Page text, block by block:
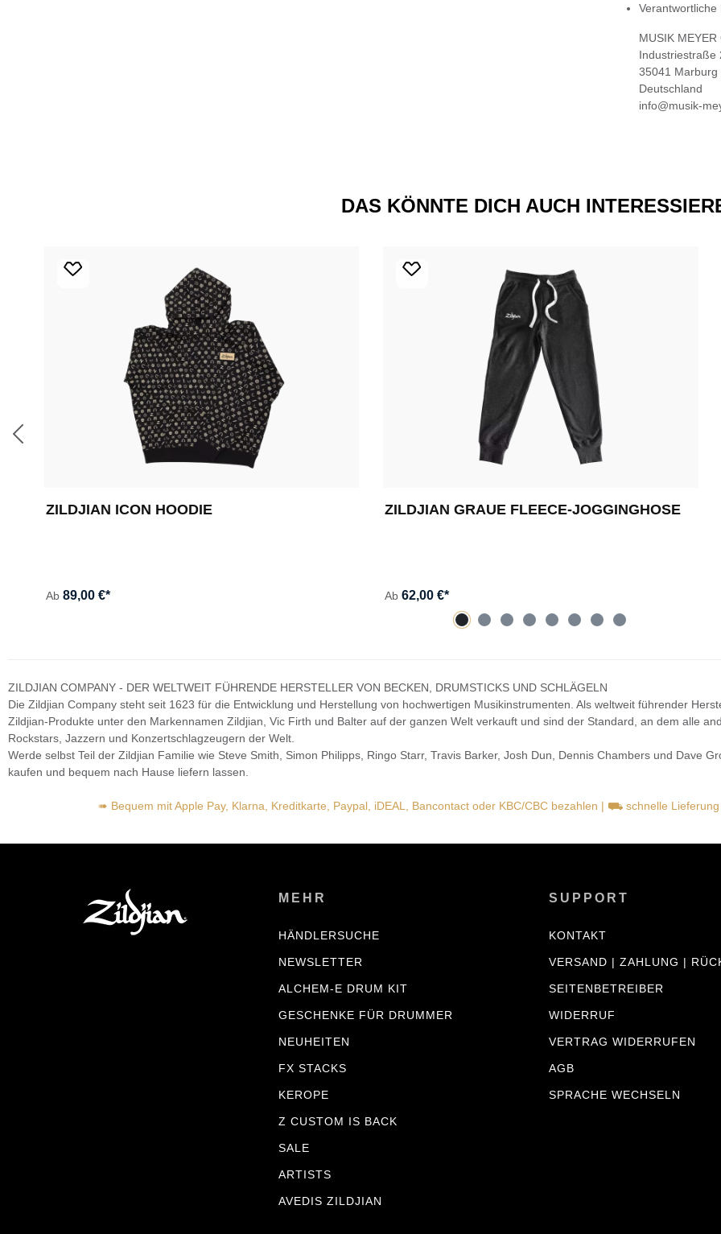
Verantwortliche
MUSIK MEYER
Industriestraße
35041 Marburg
Deutschland
info@musik-
DAS KÖNNTE DICH AUCH
ZILDJIAN ICON HOODIE
Ab 89,00 €*
ZILDJIAN GRAUE FLEECE-JOGGINGHOSE
Ab62,00 €*
ZILDJIAN COMPANY - DER WELTWEIT FÜHRENDE HERSTELLER VON BECKEN, DRUMSTICKS UND SCHLÄGELN
Die Zildjian Company steht seit 1623 für die Entwicklung und Herstellung von hochwertigen Musikinstrumenten. Als weltweit führender
Zildjian-Produkte unter den Markennamen Zildjian, Vic Firth und Balter auf der ganzen Welt verkauft und sind der Standard, an dem alle
Rockstars, Jazzern und Konzertschlagzeugern der Welt.
Werde selbst Teil der Zildjian Familie wie Steve Smith, Simon Philipps, Ringo Starr, Travis Barker, Josh Dun, Dennis Chambers und Dave
kaufen und bequem nach Hause liefern lassen.
➠ Bequem mit Apple Pay, Klarna, Kreditkarte, Paypal, iDEAL, Bancontact oder KBC/CBC bezahlen | ⛟ schnelle
MEHR
HÄNDLERSUCHE
NEWSLETTER
ALCHEM-E DRUM KIT
GESCHENKE FÜR DRUMMER
NEUHEITEN
FX STACKS
KEROPE
Z CUSTOM IS BACK
SALE
ARTISTS
AVEDIS ZILDJIAN
SUPPORT
KONTAKT
VERSAND | ZAHLUNG |
SEITENBETREIBER
WIDERRUF
VERTRAG WIDERRUFEN
AGB
SPRACHE WECHSELN